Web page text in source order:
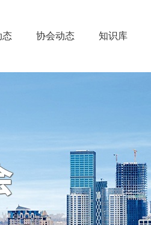
态 协会动态 知识库